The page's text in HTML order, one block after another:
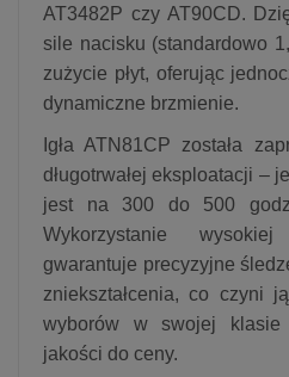
AT3482P czy AT90CD.
sile nacisku (standardowo
zużycie płyt, oferując
dynamiczne brzmienie.
Igła ATN81CP została
długotrwałej eksploatacji –
jest na 300 do 500
Wykorzystanie
gwarantuje precyzyjne
zniekształcenia, co czyni
wyborów w swojej klasie
jakości do ceny.